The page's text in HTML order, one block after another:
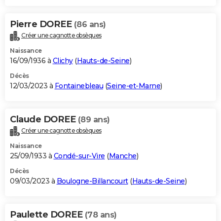
Pierre DOREE (86 ans)
Créer une cagnotte obsèques
Naissance
16/09/1936 à Clichy(Hauts-de-Seine)
Décès
12/03/2023 à Fontainebleau (Seine-et-Marne)
Claude DOREE (89 ans)
Créer une cagnotte obsèques
Naissance
25/09/1933 à Condé-sur-Vire (Manche)
Décès
09/03/2023 à Boulogne-Billancourt(Hauts-de-Seine)
Paulette DOREE (78 ans)